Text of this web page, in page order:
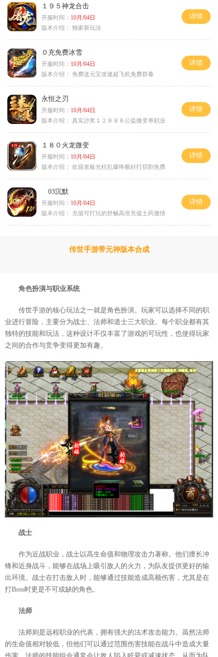
１９５神龙合击
开服时间： 10月/04日
版本介绍： 独家新玩法
详情
０充免费冰雪
开服时间： 10月/04日
版本介绍： 免费送元宝攻速超飞机免费群毒
详情
永恒之刃
开服时间： 10月/04日
版本介绍： 真实沙奖１２８８８公益微变单职业
详情
１８０火龙微变
开服时间： 10月/04日
版本介绍： 欢迎老板光柱乱爆终极好打切割免费
详情
03沉默
开服时间： 10月/04日
版本介绍：
充值可打玩的舒畅高倍充值土药激情
详情
传世手游带元神版本合成
角色扮演与职业系统
传世手游的核心玩法之一就是角色扮演。玩家可以选择不同的职
业进行冒险，主要分为战士、法师和道士三大职业。每个职业都有其
独特的技能和玩法，这种设计不仅丰富了游戏的可玩性，也使得玩家
之间的合作与竞争变得更加有趣。
战士
作为近战职业，战士以高生命值和物理攻击力著称。他们擅长冲
锋和近身战斗，能够在战场上吸引敌人的火力，为队友提供更好的输
出环境。战士在打击敌人时，能够通过技能造成高额伤害，尤其是在
打Boss时更是不可或缺的角色。
法师
法师则是远程职业的代表，拥有强大的法术攻击能力。虽然法师
的生命值相对较低，但他们可以通过范围伤害技能在战斗中造成大量